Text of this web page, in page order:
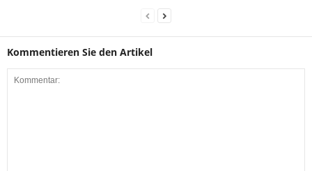
Kommentieren Sie den Artikel